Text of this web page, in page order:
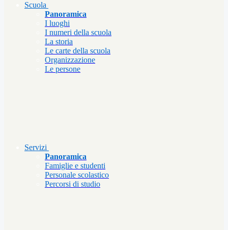
Scuola
Panoramica
I luoghi
I numeri della scuola
La storia
Le carte della scuola
Organizzazione
Le persone
Servizi
Panoramica
Famiglie e studenti
Personale scolastico
Percorsi di studio